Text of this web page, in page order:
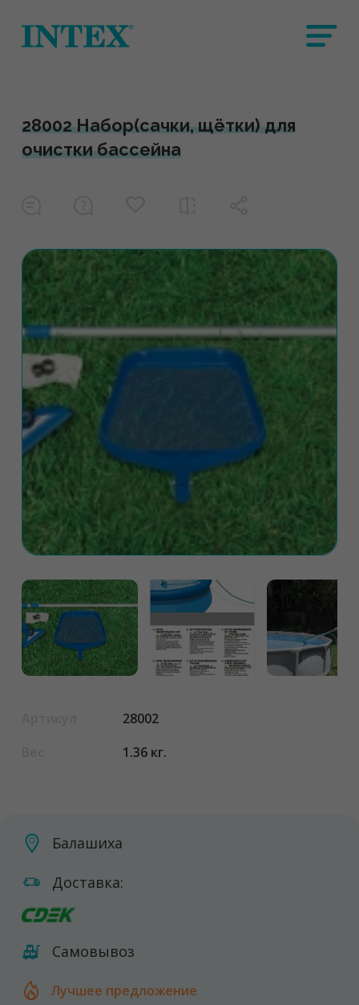
28002 Набор(сачки, щётки) для
очистки бассейна
28002
1.36 кг.
Балашиха
Доставка:
Самовывоз
Лучшее предложение